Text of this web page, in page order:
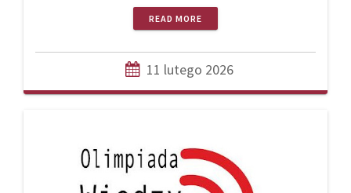
READ MORE
11 lutego 2026